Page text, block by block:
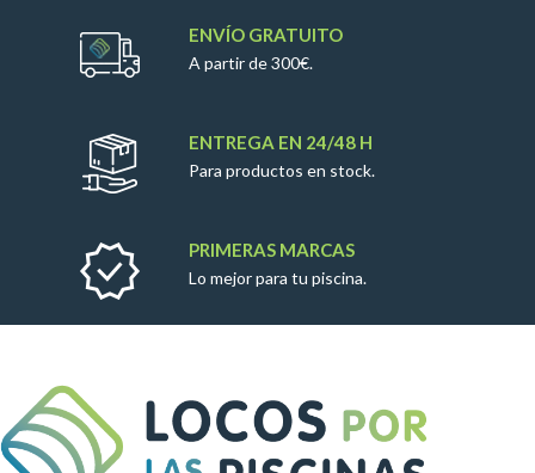
ENVÍO GRATUITO
A partir de 300€.
ENTREGA EN 24/48 H
Para productos en stock.
PRIMERAS MARCAS
Lo mejor para tu piscina.